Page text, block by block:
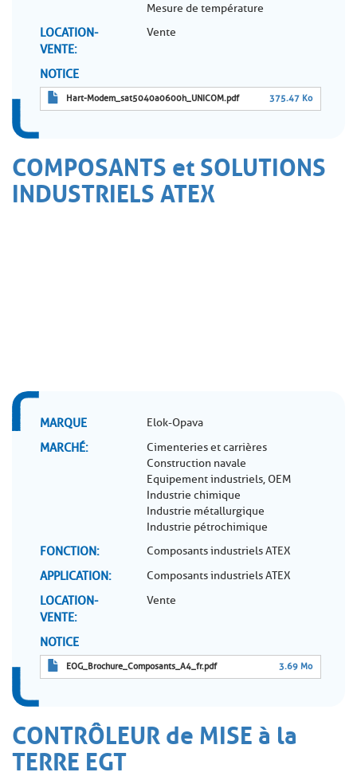
Mesure de température
LOCATION-
VENTE
Vente
NOTICE
Hart-Modem_sat5040a0600h_UNICOM.pdf 375.47 Ko
COMPOSANTS et SOLUTIONS
INDUSTRIELS ATEX
MARQUE Elok-Opava
MARCHÉ
Cimenteries et carrières
Construction navale
Equipement industriels, OEM
Industrie chimique
Industrie métallurgique
Industrie pétrochimique
FONCTION Composants industriels ATEX
APPLICATION Composants industriels ATEX
LOCATION-
VENTE
Vente
NOTICE
EOG_Brochure_Composants_A4_fr.pdf 3.69 Mo
CONTRÔLEUR de MISE à la
TERRE EGT